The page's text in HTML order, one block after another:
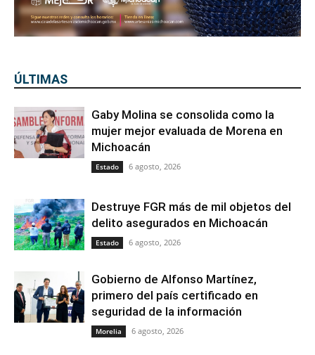
ÚLTIMAS
Gaby Molina se consolida como la
mujer mejor evaluada de Morena en
Michoacán
Estado 6 agosto, 2026
Destruye FGR más de mil objetos del
delito asegurados en Michoacán
Estado 6 agosto, 2026
Gobierno de Alfonso Martínez,
primero del país certificado en
seguridad de la información
Morelia 6 agosto, 2026